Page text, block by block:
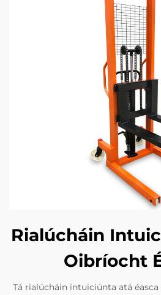
Rialúcháin
Oibríocht
Tá rialúcháin intuiciúnta atá